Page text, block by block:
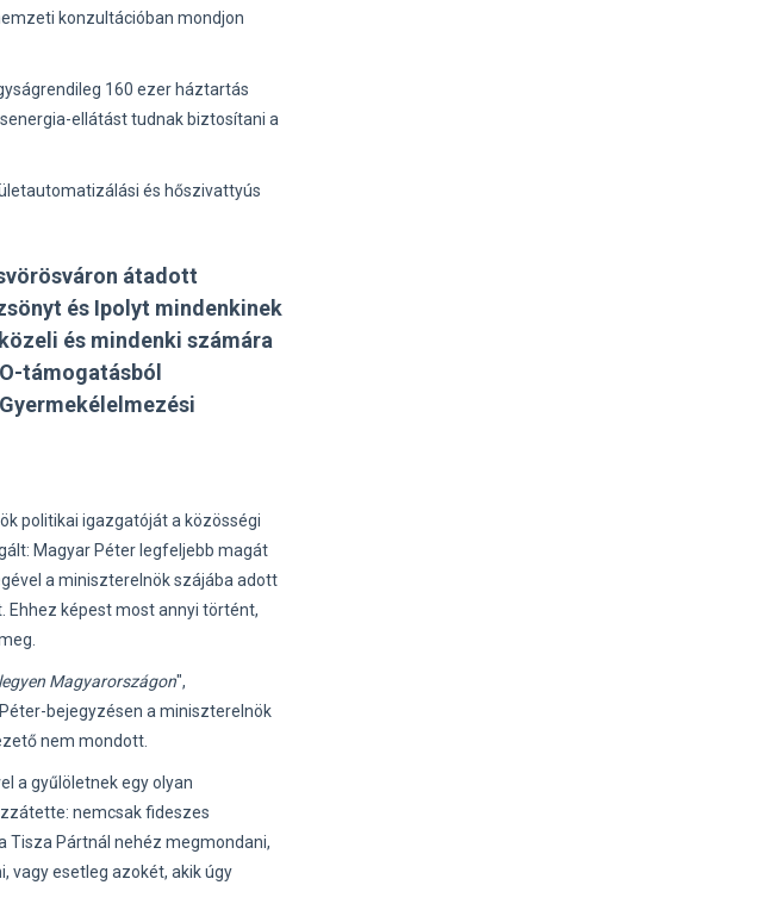
konzultációban mondjon
160 ezer háztartás
ellátást tudnak biztosítani a
és hőszivattyús
átadott
és Ipolyt mindenkinek
és mindenki számára
támogatásból
politikai igazgatóját a közösségi
Magyar Péter legfeljebb magát
a miniszterelnök szájába adott
képest most annyi történt,
Magyarországon",
bejegyzésen a miniszterelnök
nem mondott.
a gyűlöletnek egy olyan
nemcsak fideszes
Tisza Pártnál nehéz megmondani,
vagy esetleg azokét, akik úgy